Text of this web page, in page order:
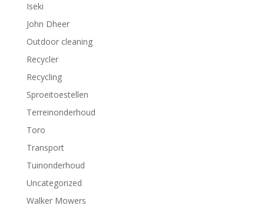
Iseki
John Dheer
Outdoor cleaning
Recycler
Recycling
Sproeitoestellen
Terreinonderhoud
Toro
Transport
Tuinonderhoud
Uncategorized
Walker Mowers